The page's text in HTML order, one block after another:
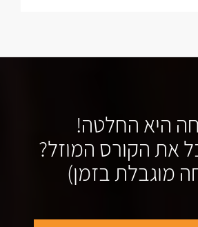
היא החלטה!
את הקורס המוזל?
מוגבלת בזמן)